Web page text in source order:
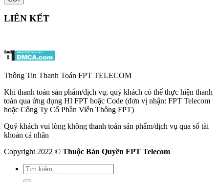
LIÊN KẾT
Thông Tin Thanh Toán FPT TELECOM
Khi thanh toán sản phẩm/dịch vụ, quý khách có thể thực hiện thanh
toán qua ứng dụng HI FPT hoặc Code (đơn vị nhận: FPT Telecom
hoặc Công Ty Cổ Phần Viễn Thông FPT)
Quý khách vui lòng không thanh toán sản phẩm/dịch vụ qua số tài
khoản cá nhân
Copyright 2022 © Thuộc Bản Quyền FPT Telecom